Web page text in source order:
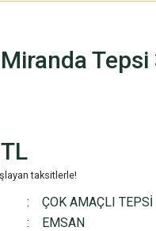
taksitlerle!
ÇOK AMAÇLI TEPSİ
EMSAN